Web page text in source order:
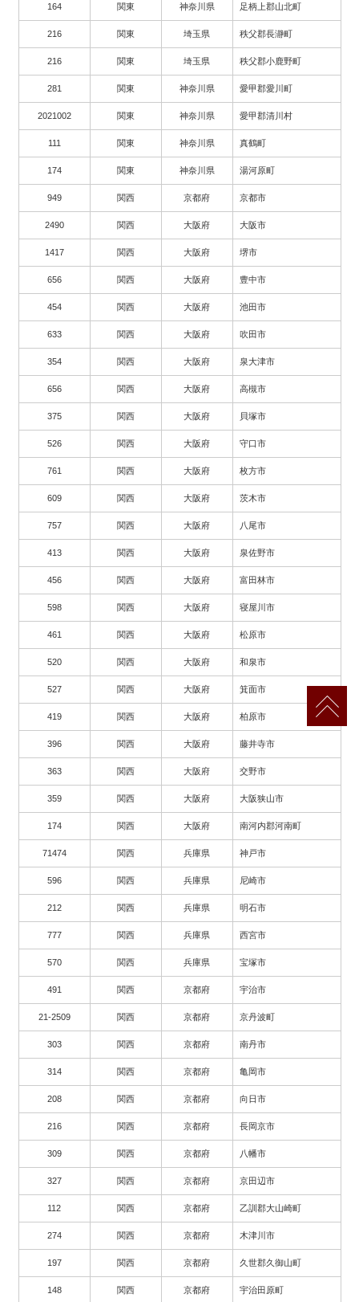
164 関東 神奈川県 足柄上郡山北町
216 関東 埼玉県 秩父郡長瀞町
216 関東 埼玉県 秩父郡小鹿野町
281 関東 神奈川県 愛甲郡愛川町
2021002 関東 神奈川県 愛甲郡清川村
111 関東 神奈川県 真鶴町
174 関東 神奈川県 湯河原町
949 関西 京都府 京都市
2490 関西 大阪府 大阪市
1417 関西 大阪府 堺市
656 関西 大阪府 豊中市
454 関西 大阪府 池田市
633 関西 大阪府 吹田市
354 関西 大阪府 泉大津市
656 関西 大阪府 高槻市
375 関西 大阪府 貝塚市
526 関西 大阪府 守口市
761 関西 大阪府 枚方市
609 関西 大阪府 茨木市
757 関西 大阪府 八尾市
413 関西 大阪府 泉佐野市
456 関西 大阪府 富田林市
598 関西 大阪府 寝屋川市
461 関西 大阪府 松原市
520 関西 大阪府 和泉市
527 関西 大阪府 箕面市
419 関西 大阪府 柏原市
396 関西 大阪府 藤井寺市
363 関西 大阪府 交野市
359 関西 大阪府 大阪狭山市
174 関西 大阪府 南河内郡河南町
71474 関西 兵庫県 神戸市
596 関西 兵庫県 尼崎市
212 関西 兵庫県 明石市
777 関西 兵庫県 西宮市
570 関西 兵庫県 宝塚市
491 関西 京都府 宇治市
21-2509 関西 京都府 京丹波町
303 関西 京都府 南丹市
314 関西 京都府 亀岡市
208 関西 京都府 向日市
216 関西 京都府 長岡京市
309 関西 京都府 八幡市
327 関西 京都府 京田辺市
112 関西 京都府 乙訓郡大山崎町
274 関西 京都府 木津川市
197 関西 京都府 久世郡久御山町
148 関西 京都府 宇治田原町